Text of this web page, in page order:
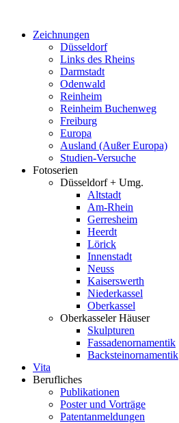
springenZeichnungen
Düsseldorf
Links des Rheins
Darmstadt
Odenwald
Reinheim
Reinheim Buchenweg
Freiburg
Europa
Ausland (Außer Europa)
Studien-Versuche
Fotoserien
Düsseldorf + Umg.
Altstadt
Am-Rhein
Gerresheim
Heerdt
Lörick
Innenstadt
Neuss
Kaiserswerth
Niederkassel
Oberkassel
Oberkasseler Häuser
Skulpturen
Fassadenornamentik
Backsteinornamentik
Vita
Berufliches
Publikationen
Poster und Vorträge
Patentanmeldungen